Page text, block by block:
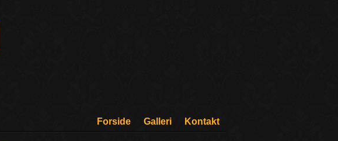
Forside Galleri Kontakt